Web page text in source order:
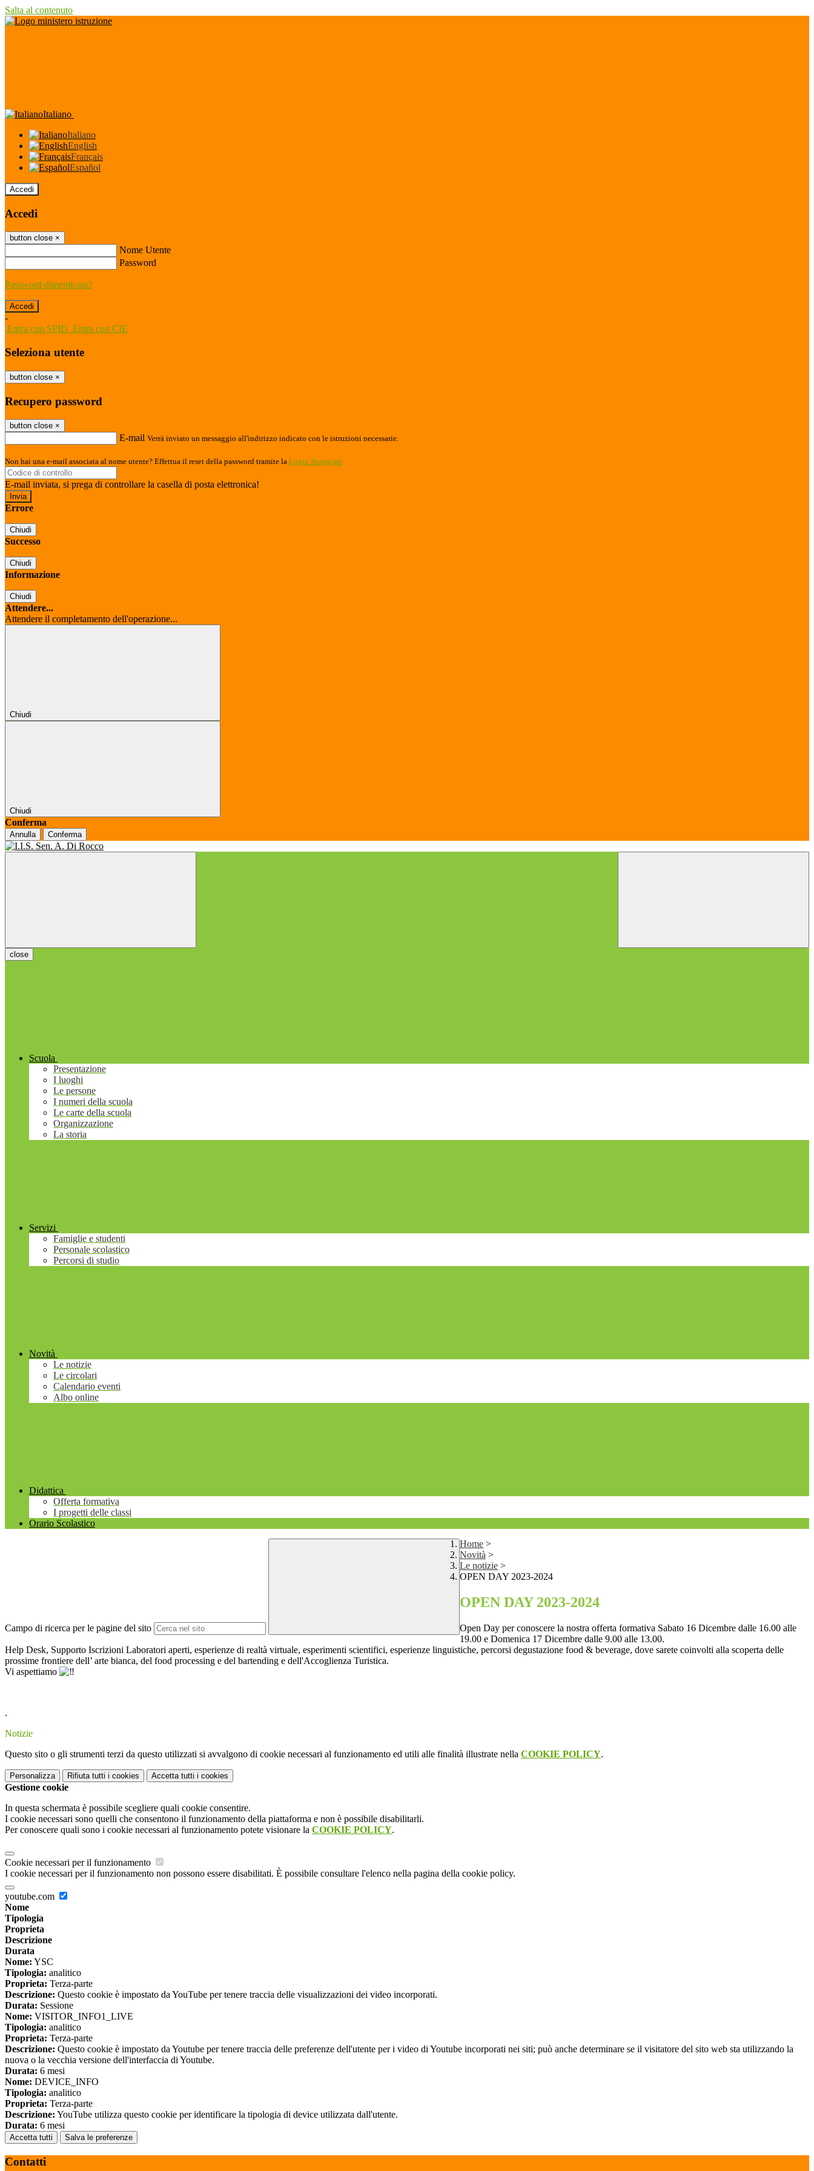
Salta al contenuto
Italiano
Italiano
English
Français
Español
Accedi
Accedi
button close ×
Nome Utente
Password
Password dimenticata?
-
Entra con SPID Entra con CIE
Seleziona utente
button close ×
Recupero password
button close ×
E-mail Verrà inviato un messaggio all'indirizzo indicato con le istruzioni necessarie.
Non hai una e-mail associata al nome utente? Effettua il reset della password tramite la Login Spaggiari
E-mail inviata, si prega di controllare la casella di posta elettronica!
Errore
Chiudi
Successo
Chiudi
Informazione
Chiudi
Attendere...
Attendere il completamento dell'operazione...
Chiudi
Chiudi
Conferma
Annulla Conferma
close
Scuola
Presentazione
I luoghi
Le persone
I numeri della scuola
Le carte della scuola
Organizzazione
La storia
Servizi
Famiglie e studenti
Personale scolastico
Percorsi di studio
Novità
Le notizie
Le circolari
Calendario eventi
Albo online
Didattica
Offerta formativa
I progetti delle classi
Orario Scolastico
Campo di ricerca per le pagine del sito
Home >
Novità >
Le notizie >
OPEN DAY 2023-2024
OPEN DAY 2023-2024
Open Day per conoscere la nostra offerta formativa Sabato 16 Dicembre dalle 16.00 alle
19.00 e Domenica 17 Dicembre dalle 9.00 alle 13.00.
Help Desk, Supporto Iscrizioni Laboratori aperti, esperienze di realtà virtuale, esperimenti scientifici, esperienze linguistiche, percorsi degustazione food & beverage, dove sarete coinvolti alla scoperta delle
prossime frontiere dell’ arte bianca, del food processing e del bartending e dell'Accoglienza Turistica.
Vi aspettiamo
.
Notizie
Questo sito o gli strumenti terzi da questo utilizzati si avvalgono di cookie necessari al funzionamento ed utili alle finalità illustrate nella COOKIE POLICY.
Personalizza Rifiuta tutti i cookies Accetta tutti i cookies
Gestione cookie
In questa schermata è possibile scegliere quali cookie consentire.
I cookie necessari sono quelli che consentono il funzionamento della piattaforma e non è possibile disabilitarli.
Per conoscere quali sono i cookie necessari al funzionamento potete visionare la COOKIE POLICY.
Cookie necessari per il funzionamento
I cookie necessari per il funzionamento non possono essere disabilitati. È possibile consultare l'elenco nella pagina della cookie policy.
youtube.com
Nome
Tipologia
Proprieta
Descrizione
Durata
Nome: YSC
Tipologia: analitico
Proprieta: Terza-parte
Descrizione: Questo cookie è impostato da YouTube per tenere traccia delle visualizzazioni dei video incorporati.
Durata: Sessione
Nome: VISITOR_INFO1_LIVE
Tipologia: analitico
Proprieta: Terza-parte
Descrizione: Questo cookie è impostato da Youtube per tenere traccia delle preferenze dell'utente per i video di Youtube incorporati nei siti; può anche determinare se il visitatore del sito web sta utilizzando la
nuova o la vecchia versione dell'interfaccia di Youtube.
Durata: 6 mesi
Nome: DEVICE_INFO
Tipologia: analitico
Proprieta: Terza-parte
Descrizione: YouTube utilizza questo cookie per identificare la tipologia di device utilizzata dall'utente.
Durata: 6 mesi
Accetta tutti Salva le preferenze
Contatti